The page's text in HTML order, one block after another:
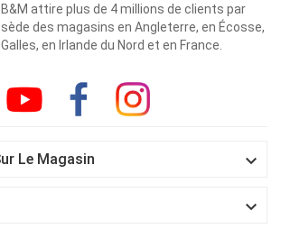
attire plus de 4 millions de clients par
des magasins en Angleterre, en Écosse,
en Irlande du Nord et en France.
Le Magasin 
